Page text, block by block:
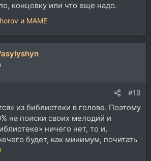
концовку или что еще надо.
и MAME
#19
из библиотеки в голове. Поэтому
на поиски своих мелодий и
ничего нет, то и,
будет, как минимум, почитать